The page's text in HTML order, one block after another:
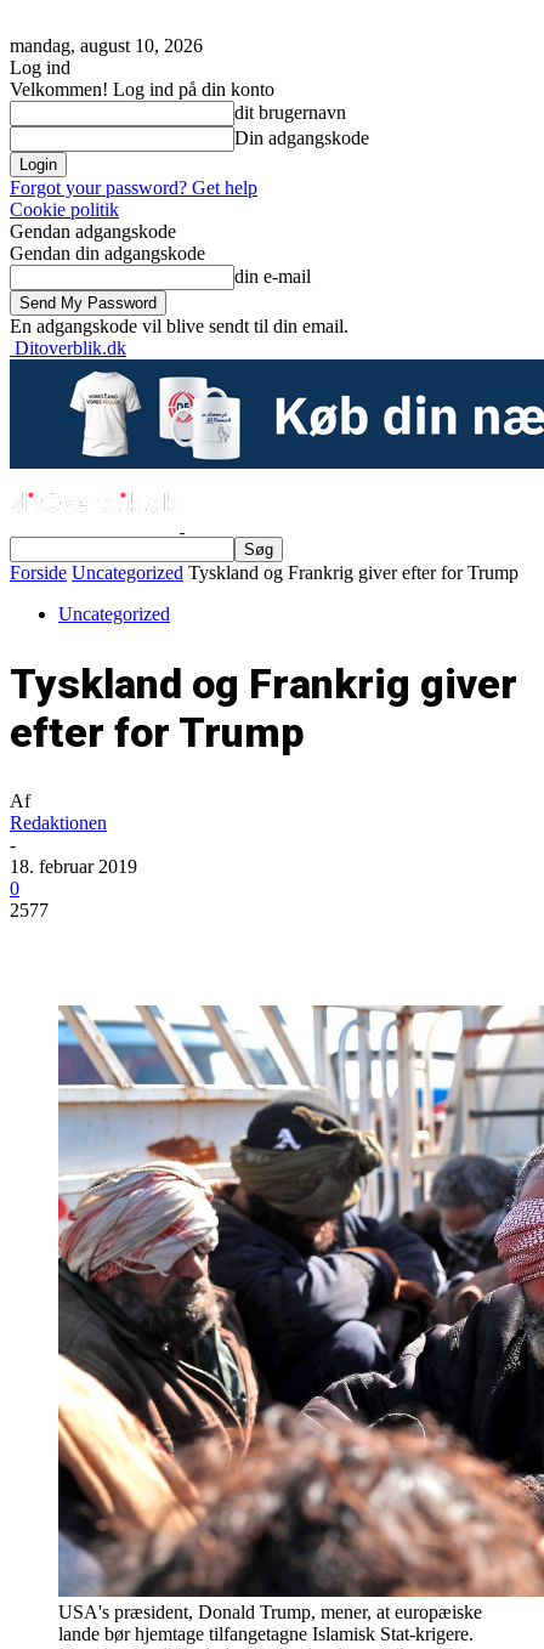
mandag, august 10, 2026
Log ind
Velkommen! Log ind på din konto
dit brugernavn
Din adgangskode
Forgot your password? Get help
Cookie politik
Gendan adgangskode
Gendan din adgangskode
din e-mail
En adgangskode vil blive sendt til din email.
Ditoverblik.dk
Forside Uncategorized Tyskland og Frankrig giver efter for Trump
Uncategorized
Tyskland og Frankrig giver
efter for Trump
Af
Redaktionen
-
18. februar 2019
0
2577
USA's præsident, Donald Trump, mener, at europæiske
lande bør hjemtage tilfangetagne Islamisk Stat-krigere.